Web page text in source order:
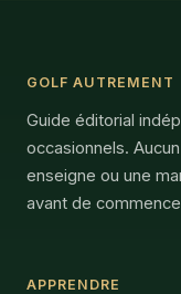
GOLF AUTREMENT
Guide éditorial
occasionnels.
enseigne ou une
avant de
APPRENDRE